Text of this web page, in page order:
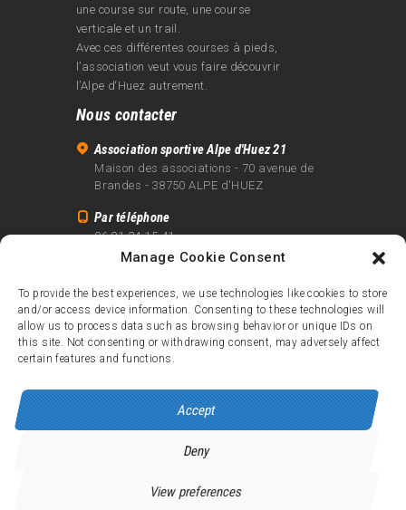
Manage Cookie Consent
To provide the best experiences, we use technologies like cookies to store
and/or access device information. Consenting to these technologies will
allow us to process data such as browsing behavior or unique IDs on
this site. Not consenting or withdrawing consent, may adversely affect
certain features and functions.
Accept
Deny
View preferences
une course sur route, une course
verticale et un trail.
Avec ces différentes courses à pieds,
l’association veut vous faire découvrir
l’Alpe d‘Huez autrement.
Nous contacter
Association sportive Alpe d'Huez 21
Maison des associations - 70 avenue de
Brandes - 38750 ALPE d'HUEZ
Par téléphone
06 81 24 15 41
info@alpe21.fr
Mentions légales
Contact
crédits